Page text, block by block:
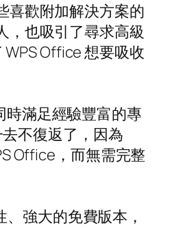
喜歡附加解決方案的
，也吸引了尋求高級
Office 想要吸收
滿足經驗豐富的專
不復返了，因為
Office，而無需完整
強大的免費版本，